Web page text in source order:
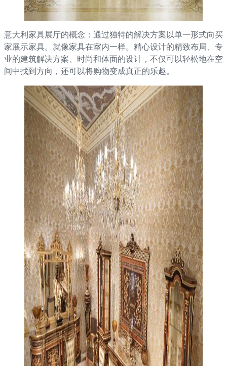
意大利家具展厅的概念：通过独特的解决方案以单一形式向买
家展示家具。就像家具在室内一样。精心设计的精致布局、专
业的建筑解决方案、时尚和体面的设计，不仅可以轻松地在空
间中找到方向，还可以将购物变成真正的乐趣。